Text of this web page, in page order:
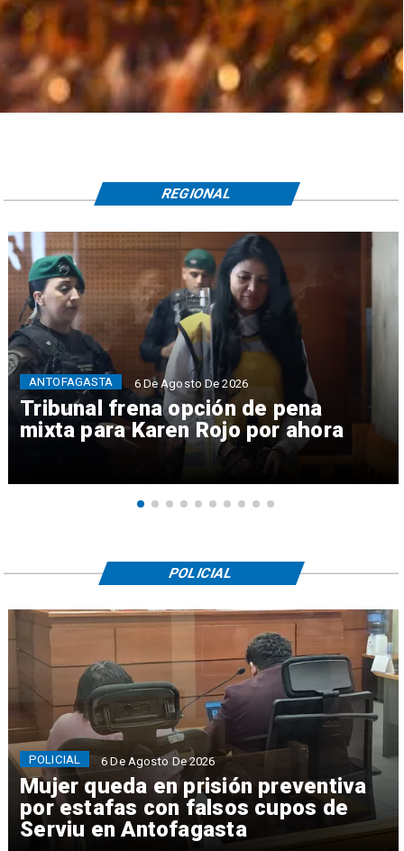
Tribunal frena opción de pena
mixta para Karen Rojo por ahora
ANTOFAGASTA 6 De Agosto De 2026
REGIONAL
Mujer queda en prisión preventiva
por estafas con falsos cupos de
Serviu en Antofagasta
POLICIAL 6 De Agosto De 2026
POLICIAL